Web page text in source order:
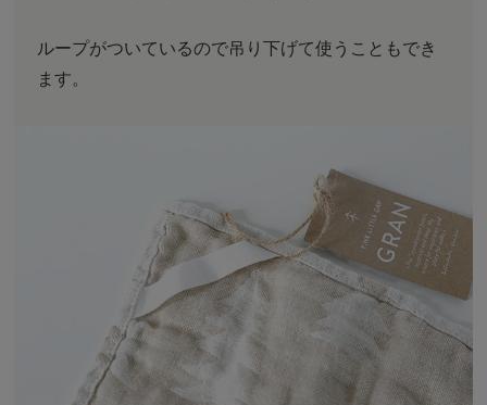
ループがついているので吊り下げて使うこともでき
ます。